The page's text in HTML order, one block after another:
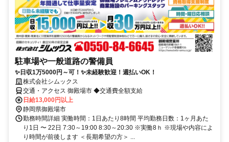
駐車場や一般道路の警備員
✨日収1万5000円～可！✨未経験歓迎！週払いOK！
株式会社シムックス
交通・アクセス 御殿場市 ◆交通費全額支給
日給13,000円以上
静岡県御殿場市
勤務時間詳細 実働時間：1日あたり8時間 平均勤務日数：1ヶ月あた
り1日 〜 22日 7:30～19:00 8:30～20:30 ※実働8ｈ ※現場や内容によ
り時間が前後します ＜長期希望の方＞ ...